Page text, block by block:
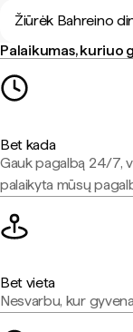
Žiūrėk Bahreino
Palaikumas, kuriuo
Bet kada
Gauk pagalbą 24/7,
palaikyta mūsų
Bet vieta
Nesvarbu, kur